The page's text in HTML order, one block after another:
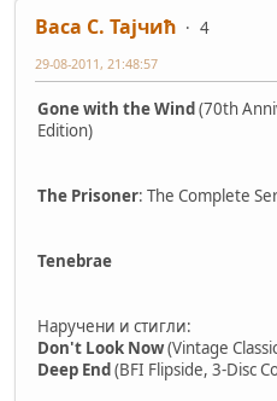
Васа С. Тајчић
4
29-08-2011, 21:48:57
Gone with the Wind(70th
Edition)
The Prisoner: The Complete
Tenebrae
Наручени и стигли:
Don't Look Now(Vintage
Deep End(BFI Flipside, 3-Disc